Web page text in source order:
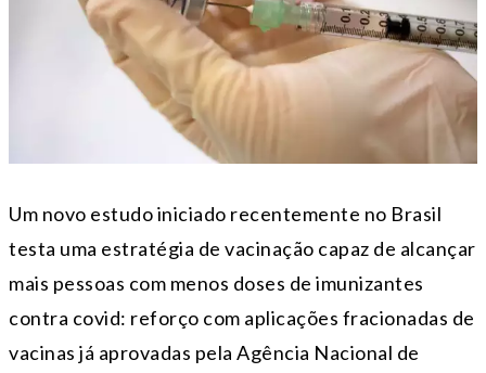
Um novo estudo iniciado recentemente no Brasil
testa uma estratégia de vacinação capaz de alcançar
mais pessoas com menos doses de imunizantes
contra covid: reforço com aplicações fracionadas de
vacinas já aprovadas pela Agência Nacional de